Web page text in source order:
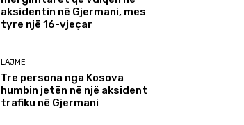
aksidentin në Gjermani, mes
tyre një 16-vjeçar
LAJME
Tre persona nga Kosova
humbin jetën në një aksident
trafiku në Gjermani